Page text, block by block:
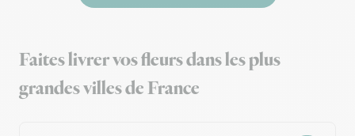
Faites livrer vos fleurs dans les plus
grandes villes de France